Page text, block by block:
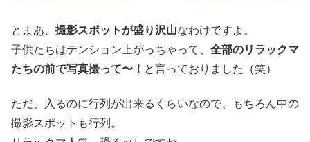
とまあ、 撮影スポットが盛り沢山なわけですよ。
子供たちはテンション上がっちゃって、 全部のリラックマ
たちの前で写真撮って〜！ と言っておりました（笑）
ただ、入るのに行列が出来るくらいなので、もちろん中の
撮影スポットも行列。